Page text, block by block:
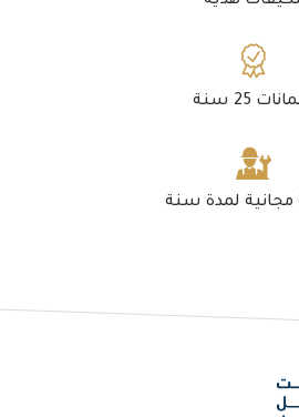
25 سنة
مجانية لمدة سنة